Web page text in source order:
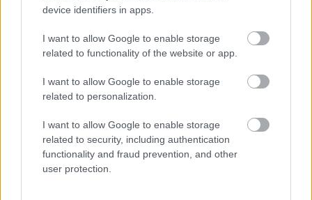
device identifiers in apps.
I want to allow Google to enable storage
related to functionality of the website or app.
I want to allow Google to enable storage
related to personalization.
I want to allow Google to enable storage
related to security, including authentication
functionality and fraud prevention, and other
user protection.
A GYŐRI AUDI ETO KC PÉNTEKI FELKÉSZÜLÉSI
Az energiaellátás tehermentesítése érdekében másfél órával
kezdését.